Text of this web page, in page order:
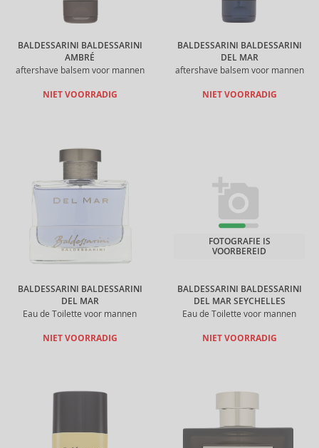
BALDESSARINI BALDESSARINI
AMBRÉ
aftershave balsem voor mannen
NIET VOORRADIG
BALDESSARINI BALDESSARINI
DEL MAR
aftershave balsem voor mannen
NIET VOORRADIG
BALDESSARINI BALDESSARINI
DEL MAR
Eau de Toilette voor mannen
NIET VOORRADIG
BALDESSARINI BALDESSARINI
DEL MAR SEYCHELLES
Eau de Toilette voor mannen
FOTOGRAFIE IS
VOORBEREID
NIET VOORRADIG